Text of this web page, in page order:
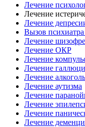
Лечение
Лечение
Лечение
Вызов
Лечение
Лечение ОКР
Лечение
Лечение
Лечение
Лечение аутизма
Лечение
Лечение
Лечение
Лечение